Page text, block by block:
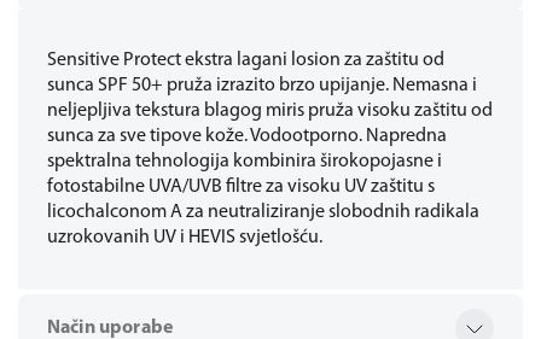
Sensitive Protect ekstra lagani losion za zaštitu od
sunca SPF 50+ pruža izrazito brzo upijanje. Nemasna i
neljepljiva tekstura blagog miris pruža visoku zaštitu od
sunca za sve tipove kože. Vodootporno. Napredna
spektralna tehnologija kombinira širokopojasne i
fotostabilne UVA/UVB filtre za visoku UV zaštitu s
licochalconom A za neutraliziranje slobodnih radikala
uzrokovanih UV i HEVIS svjetlošću.
Način uporabe